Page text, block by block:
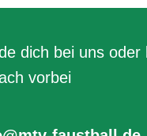
dich bei uns oder
vorbei